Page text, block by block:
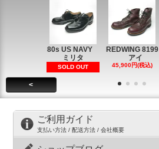
80s US NAVY
ミリタ
SOLD OUT
REDWING 8199
アイ
45,900円(税込)
<
ご利用ガイド
支払い方法 / 配送方法 / 会社概要